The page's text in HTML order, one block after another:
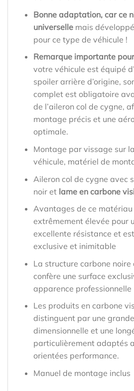
Bonne adaptation, car ce
universellemais
pour ce type de véhicule !
Remarque importante
votre véhicule est équipé
spoiler arrière d’origine,
complet est obligatoire
de l’aileron col de cygne,
montage précis et une
optimale.
Montage par vissage sur
véhicule, matériel de
Aileron col de cygne avec
noir et lame en carbone
Avantages de ce
extrêmement élevée pour
excellente résistance et
exclusive et inimitable
La structure carbone
confère une surface
apparence professionnelle
Les produits en carbone
distinguent par une
dimensionnelle et une
particulièrement adaptés
orientées performance.
Manuel de montage inclus